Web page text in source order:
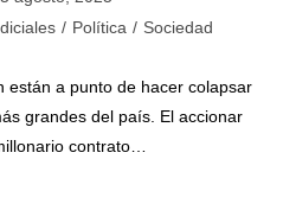
/ Política / Sociedad
están a punto de hacer colapsar
grandes del país. El accionar
contrato…